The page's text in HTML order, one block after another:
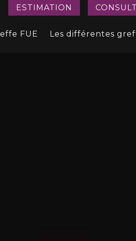
ESTIMATION
FUE Les différentes